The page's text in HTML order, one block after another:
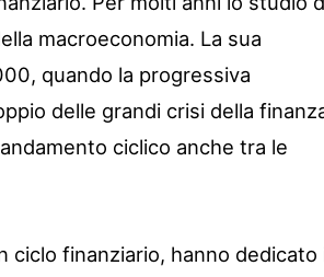
macroeconomia. La sua
quando la progressiva
delle grandi crisi della
ciclico anche tra le
ciclo finanziario, hanno dedicato